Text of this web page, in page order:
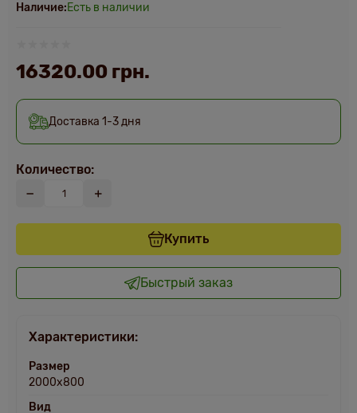
Наличие:Есть в наличии
Доставка 1-3 дня
16320.00 грн.
Количество:
Купить
Быстрый заказ
Характеристики:
Размер
2000х800
Вид